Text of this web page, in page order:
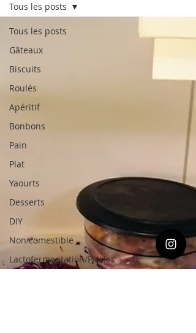
Tous les posts
Gâteaux
Biscuits
Roulés
Apéritif
Bonbons
Pain
Plat
Yaourts
Desserts
DIY
Non comestible
Lactofermentation/Pickles
Tous les posts